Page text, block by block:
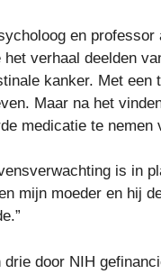
en
verhaal deelden
kanker. Met
Maar na het
medicatie te nemen
is in
mijn moeder en hij
door NIH